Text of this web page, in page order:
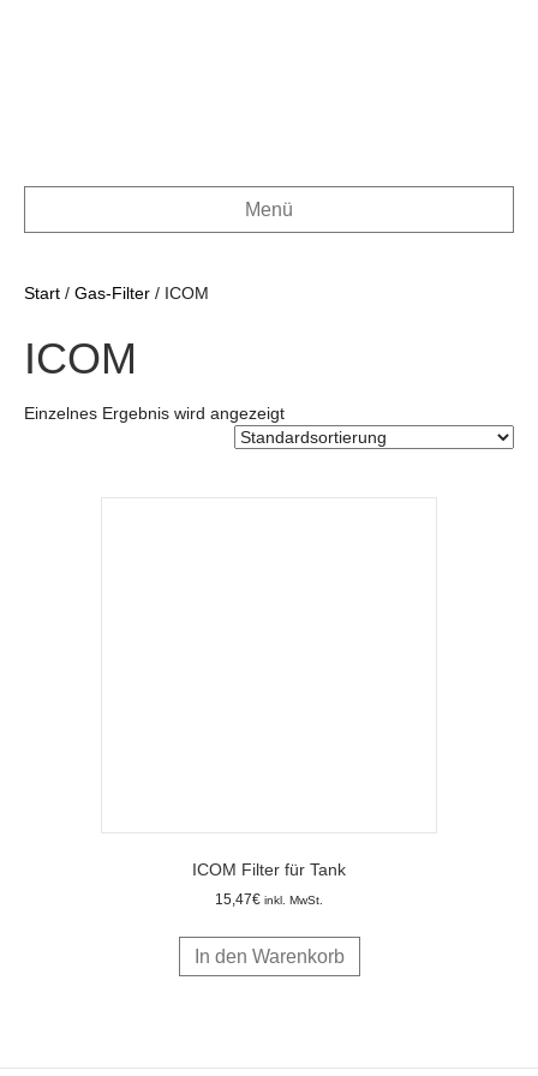
Menü
Start / Gas-Filter / ICOM
ICOM
Einzelnes Ergebnis wird angezeigt
ICOM Filter für Tank
15,47€ inkl. MwSt.
In den Warenkorb